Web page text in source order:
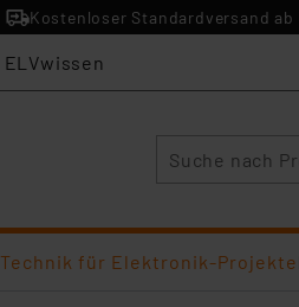
Kostenloser Standardversand
ELVwissen
Technik für Elektronik-Projekte